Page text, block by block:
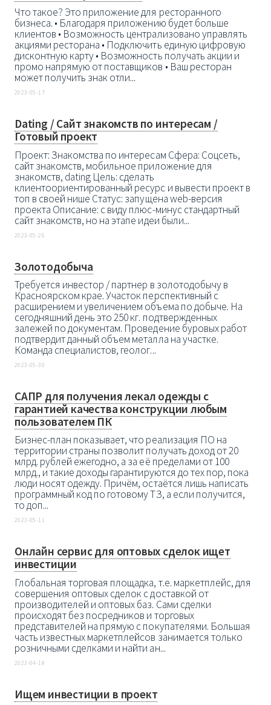
Что такое? Это приложение для ресторанного
бизнеса. • Благодаря приложению будет больше
клиентов • Возможность централизовано управлять
акциями ресторана • Подключить единую цифровую
дисконтную карту • Возможность получать акции и
промо напрямую от поставщиков • Ваш ресторан
может получить знак отли...
2023-05-17
Dating / Сайт знакомств по интересам /
Готовый проект
Проект: Знакомства по интересам Сфера: Соцсеть,
сайт знакомств, мобильное приложение для
знакомств, dating Цель: сделать
клиентоориентированный ресурс и вывести проект в
топ в своей нише Статус: запущена web-версия
проекта Описание: с виду плюс-минус стандартный
сайт знакомств, но на этапе идеи были...
2023-05-26
Золотодобыча
Требуется инвестор / партнер в золотодобычу в
Красноярском крае. Участок перспективный с
расширением и увеличением объема по добыче. На
сегодняшний день это 250 кг. подтвержденных
залежей по документам. Проведение буровых работ
подтвердит данный объем металла на участке.
Команда специалистов, геолог...
2023-05-30
САПР для получения лекал одежды с
гарантией качества конструкции любым
пользователем ПК
Бизнес-план показывает, что реализация ПО на
территории страны позволит получать доход от 20
млрд. рублей ежегодно, а за её пределами от 100
млрд., и такие доходы гарантируются до тех пор, пока
люди носят одежду. Причём, остаётся лишь написать
программный код по готовому ТЗ, а если получится,
то доп...
2023-05-11
Онлайн сервис для оптовых сделок ищет
инвестиции
Глобальная торговая площадка, т.е. маркетплейс, для
совершения оптовых сделок с доставкой от
производителей и оптовых баз. Сами сделки
происходят без посредников и торговых
представителей на прямую с покупателями. Большая
часть известных маркетплейсов занимается только
розничными сделками и найти ан...
2023-04-18
Ищем инвестиции в проект